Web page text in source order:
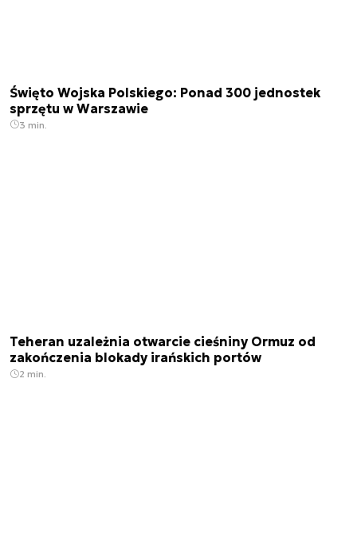
Święto Wojska Polskiego: Ponad 300 jednostek
sprzętu w Warszawie
3 min.
Teheran uzależnia otwarcie cieśniny Ormuz od
zakończenia blokady irańskich portów
2 min.